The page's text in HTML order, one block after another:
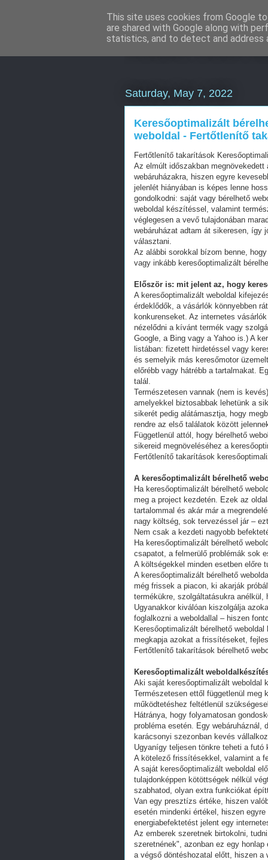
WordPress
Saturday, May 7, 2022
Keresőoptimalizált
weboldal - Fertőtlenítő
Fertőtlenítő takarítások
Az elmúlt időszakban
webáruházakra, hiszen egyre
jelenlét hiányában is képes lenne
gondolkodni: saját vagy bérelhető
weboldal készítéssel, valamint
véglegesen a vevő tulajdonában
webáruházat adtam át sikeresen, így
választani.
Az alábbi sorokkal bízom benne,
vagy inkább keresőoptimalizált
Először is: mit jelent az, hogy
A keresőoptimalizált weboldal
érdeklődők, a vásárlók könnyebben
konkurenseket. Az internetes
nézelődni a kívánt termék vagy
Google, a Bing vagy a Yahoo is.) A
listában: fizetett hirdetéssel vagy
és semelyik más keresőmotor
előrébb vagy hátrébb a tartalmakat.
talál.
Természetesen vannak (nem is
amelyekkel biztosabbak lehetünk a
sikerét pedig alátámasztja, hogy
rendre az első találatok között
Függetlenül attól, hogy bérelhető
sikereid megnöveléséhez a
Fertőtlenítő takarítások
A keresőoptimalizált bérelhető
Ha keresőoptimalizált bérelhető
meg a project kezdetén. Ezek az
tartalommal és akár már a
nagy költség, sok tervezéssel jár –
Nem csak a kezdeti nagyobb
Ha keresőoptimalizált bérelhető
csapatot, a felmerülő problémák sok
A költségekkel minden esetben előre
A keresőoptimalizált bérelhető
még frissek a piacon, ki akarják
termékükre, szolgáltatásukra anélkül,
Ugyanakkor kiválóan kiszolgálja
foglalkozni a weboldallal – hiszen
Keresőoptimalizált bérelhető
megkapja azokat a frissítéseket,
Fertőtlenítő takarítások bérelhető
Keresőoptimalizált
Aki saját keresőoptimalizált weboldal
Természetesen ettől függetlenül meg
működtetéshez feltétlenül
Hátránya, hogy folyamatosan
probléma esetén. Egy webáruháznál,
karácsonyi szezonban kevés
Ugyanígy teljesen tönkre teheti a futó
A kötelező frissítésekkel, valamint a
A saját keresőoptimalizált weboldal
tulajdonképpen kötöttségek nélkül
szabhatod, olyan extra funkciókat
Van egy presztízs értéke, hiszen
esetén mindenki értékel, hiszen
energiabefektetést jelent egy
Az emberek szeretnek birtokolni,
szeretnének", azonban ez egy
a végső döntéshozatal előtt, hiszen a
This site uses cookies from Google
are shared with Google along with
statistics, and to detect and address